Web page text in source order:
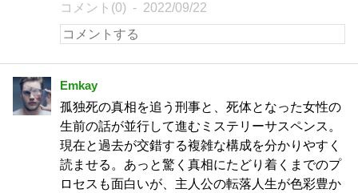
コメント(0) 2022/09/22
Emkay
孤独死の真相を追う刑事と、死体となった女性の
生前の話が並行して進むミステリーサスペンス。
現在と過去が交錯する複雑な構成を分かりやすく
読ませる。あっと驚く真相にたどり着くまでのプ
ロセスも面白いが、主人公の転落人生が色彩豊か